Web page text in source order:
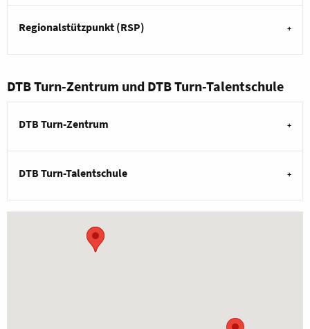
Regionalstützpunkt (RSP)
DTB Turn-Zentrum und DTB Turn-Talentschule
DTB Turn-Zentrum
DTB Turn-Talentschule